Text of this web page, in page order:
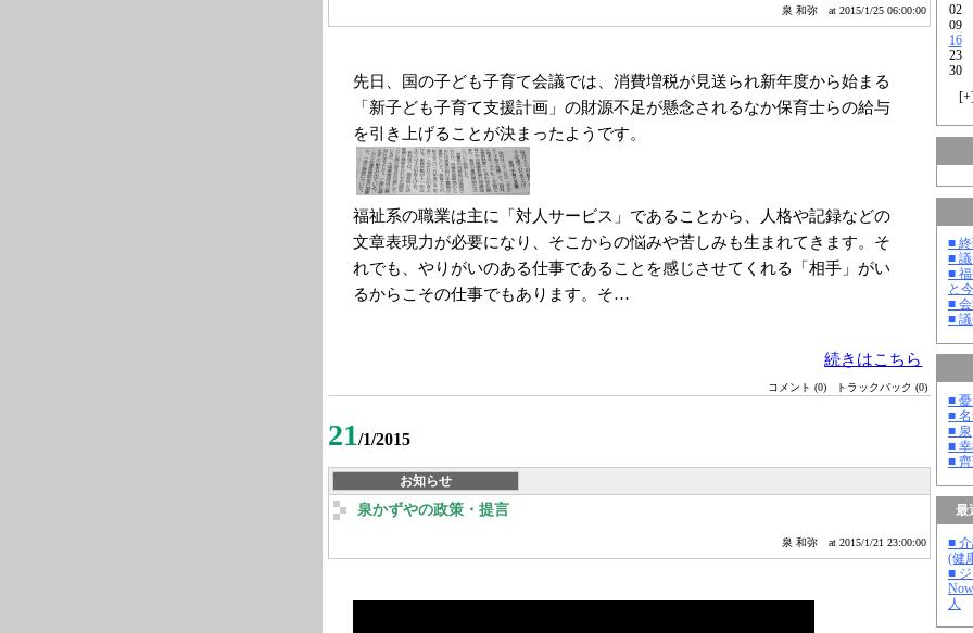
02
09
16
23
30
[+
■
■
■
と
■
■
■
■
■ 泉
■
■
最
■
(健
■
人
泉 和弥 at 2015/1/25 06:00:00
先日、国の子ども子育て会議では、消費増税が見送られ新年度から始まる
「新子ども子育て支援計画」の財源不足が懸念されるなか保育士らの給与
を引き上げることが決まったようです。
福祉系の職業は主に「対人サービス」であることから、人格や記録などの
文章表現力が必要になり、そこからの悩みや苦しみも生まれてきます。そ
れでも、やりがいのある仕事であることを感じさせてくれる「相手」がい
るからこその仕事でもあります。そ…
続きはこちら
コメント (0) トラックバック (0)
21/1/2015
お知らせ
泉かずやの政策・提言
泉 和弥 at 2015/1/21 23:00:00